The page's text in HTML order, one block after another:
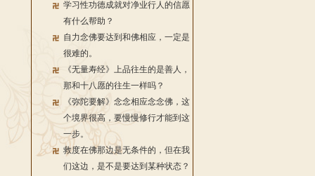
学习性功德成就对净业行人的信愿
有什么帮助？
自力念佛要达到和佛相应，一定是
很难的。
《无量寿经》上品往生的是善人，
那和十八愿的往生一样吗？
《弥陀要解》念念相应念念佛，这
个境界很高，要慢慢修行才能到这
一步。
救度在佛那边是无条件的，但在我
们这边，是不是要达到某种状态？